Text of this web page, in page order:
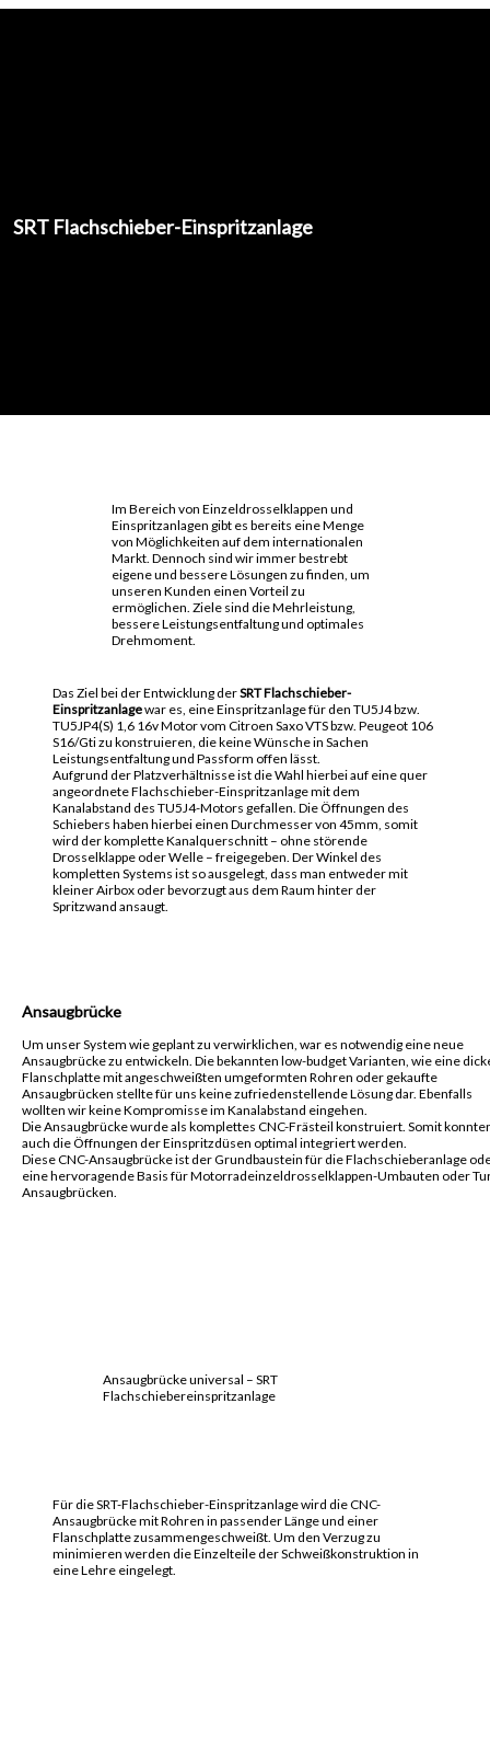
SRT Flachschieber-Einspritzanlage
Im Bereich von Einzeldrosselklappen und
Einspritzanlagen gibt es bereits eine Menge
von Möglichkeiten auf dem internationalen
Markt. Dennoch sind wir immer bestrebt
eigene und bessere Lösungen zu finden, um
unseren Kunden einen Vorteil zu
ermöglichen. Ziele sind die Mehrleistung,
bessere Leistungsentfaltung und optimales
Drehmoment.
Das Ziel bei der Entwicklung derSRT Flachschieber-
Einspritzanlagewar es, eine Einspritzanlage für den TU5J4 bzw.
TU5JP4(S) 1,6 16v Motor vom Citroen Saxo VTS bzw. Peugeot 106
S16/Gti zu konstruieren, die keine Wünsche in Sachen
Leistungsentfaltung und Passform offen lässt.
Aufgrund der Platzverhältnisse ist die Wahl hierbei auf eine quer
angeordnete Flachschieber-Einspritzanlage mit dem
Kanalabstand des TU5J4-Motors gefallen. Die Öffnungen des
Schiebers haben hierbei einen Durchmesser von 45mm, somit
wird der komplette Kanalquerschnitt – ohne störende
Drosselklappe oder Welle – freigegeben. Der Winkel des
kompletten Systems ist so ausgelegt, dass man entweder mit
kleiner Airbox oder bevorzugt aus dem Raum hinter der
Spritzwand ansaugt.
Ansaugbrücke
Um unser System wie geplant zu verwirklichen, war es notwendig eine neue
Ansaugbrücke zu entwickeln. Die bekannten low-budget Varianten, wie eine
Flanschplatte mit angeschweißten umgeformten Rohren oder gekaufte
Ansaugbrücken stellte für uns keine zufriedenstellende Lösung dar. Ebenfalls
wollten wir keine Kompromisse im Kanalabstand eingehen.
Die Ansaugbrücke wurde als komplettes CNC-Frästeil konstruiert. Somit
auch die Öffnungen der Einspritzdüsen optimal integriert werden.
Diese CNC-Ansaugbrücke ist der Grundbaustein für die Flachschieberanlage
eine hervoragende Basis für Motorradeinzeldrosselklappen-Umbauten oder
Ansaugbrücken.
Ansaugbrücke universal – SRT
Flachschiebereinspritzanlage
Für die SRT-Flachschieber-Einspritzanlage wird die CNC-
Ansaugbrücke mit Rohren in passender Länge und einer
Flanschplatte zusammengeschweißt. Um den Verzug zu
minimieren werden die Einzelteile der Schweißkonstruktion in
eine Lehre eingelegt.